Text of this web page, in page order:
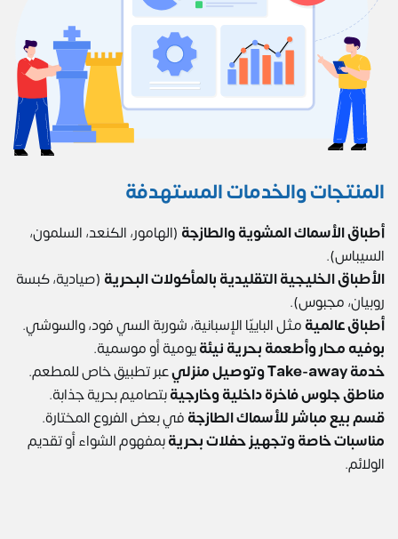
المنتجات والخدمات المستهدفة
أطباق الأسماك المشوية والطازجة (الهامور، الكنعد، السلمون،
السيباس).
الأطباق الخليجية التقليدية بالمأكولات البحرية (صيادية، كبسة
روبيان، مجبوس).
أطباق عالميةمثل الباييّا الإسبانية، شوربة السي فود، والسوشي.
بوفيه محار وأطعمة بحرية نيئةيومية أو موسمية.
خدمة Take-away وتوصيل منزلي
عبر تطبيق خاص للمطعم.
مناطق جلوس فاخرة داخلية وخارجيةبتصاميم بحرية جذابة.
قسم بيع مباشر للأسماك الطازجةفي بعض الفروع المختارة.
مناسبات خاصة وتجهيز حفلات بحريةبمفهوم الشواء أو تقديم
الولائم.